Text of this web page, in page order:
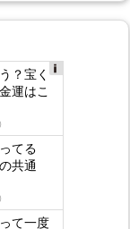
gly
？宝く
運はこ
てる
共通
て一度